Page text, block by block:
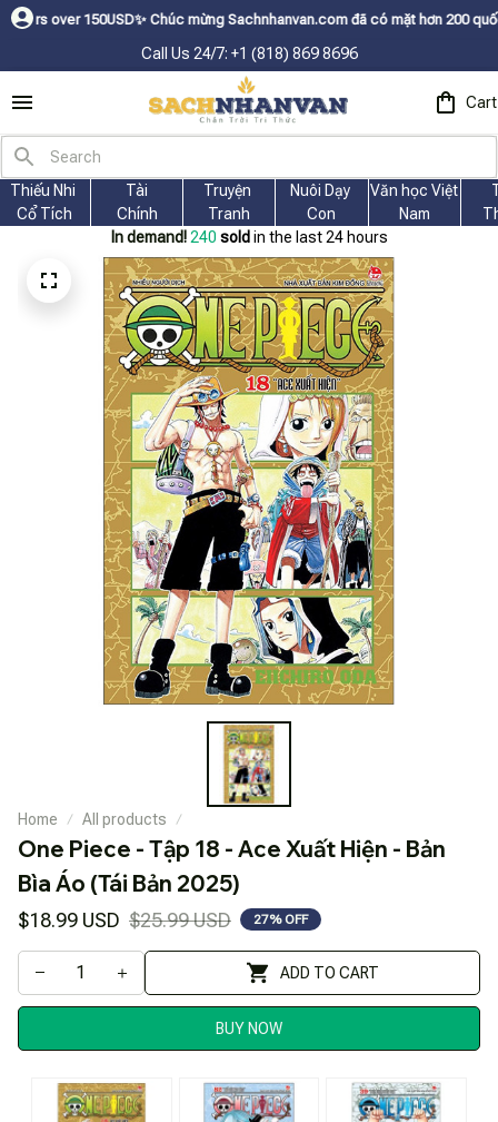
ㅤ✨ Chúc mừng Sachnhanvan.com đã có mặt hơn 200 quốc gia như Mỹ,
Call Us 24/7: +1 (818) 869 8696
Cart
Thiếu Nhi
Cổ Tích
Tài
Chính
Truyện
Tranh
Nuôi Dạy
Con
Văn học Việt
Nam
In demand! 240 sold in the last 24 hours
Home All products
One Piece - Tập 18 - Ace Xuất Hiện - Bản
Bìa Áo (Tái Bản 2025)
$18.99 USD $25.99 USD 27% OFF
ADD TO CART
BUY NOW